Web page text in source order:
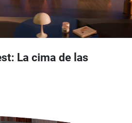
La cima de las